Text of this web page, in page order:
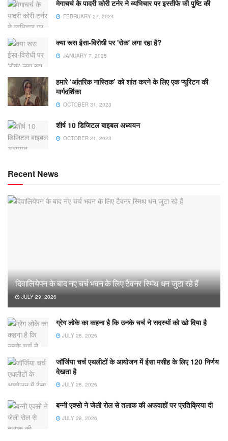
मेगाचर्च के पादरी कोरी टर्नर ने व्यभिचार पर इस्तीफे की पुष्टि की
FEBRUARY 27, 2024
क्या रूस ईसा-विरोधी पर 'रोक' लगा रहा है?
JANUARY 7, 2025
हमारे ‘आंतरिक नास्तिक’ को शांत करने के लिए एक प्यूरिटन की
मार्गदर्शिका
OCTOBER 31, 2023
शीर्ष 10 डिजिटल बाइबल अध्ययन
OCTOBER 21, 2023
Recent News
दिवालियेपन के बाद नए चर्च भवन के लिए टैवनर स्मिथ धन जुटा रहे हैं
JULY 29, 2026
ग्रेग लोके का कहना है कि उनके चर्च ने सदस्यों को खो दिया है
JULY 28, 2026
जॉर्जिया चर्च एथलीटों के आयोजन में ईसा मसीह के लिए 120 निर्णय
देखता है
JULY 28, 2026
बन्नी एक्सो ने जेली रोल से तलाक की अफवाहों पर प्रतिक्रिया दी
JULY 28, 2026